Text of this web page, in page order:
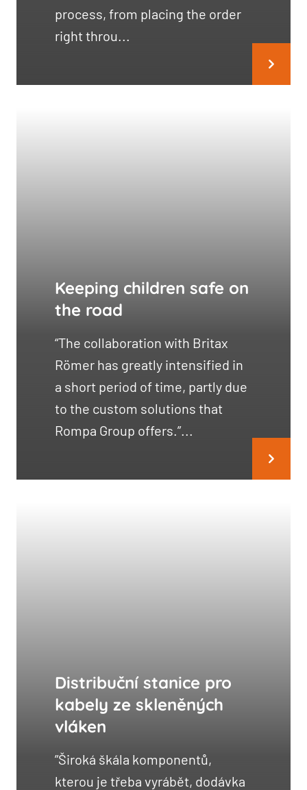
process, from placing the order
right throu...
Keeping children safe on
the road
“The collaboration with Britax
Römer has greatly intensified in
a short period of time, partly due
to the custom solutions that
Rompa Group offers.”...
Distribuční stanice pro
kabely ze skleněných
vláken
”Široká škála komponentů,
kterou je třeba vyrábět, dodávka